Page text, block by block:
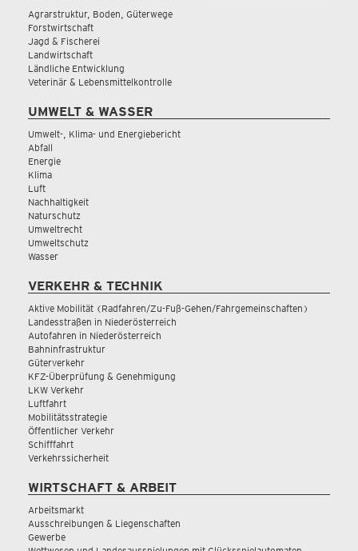
Agrarstruktur, Boden, Güterwege
Forstwirtschaft
Jagd & Fischerei
Landwirtschaft
Ländliche Entwicklung
Veterinär & Lebensmittelkontrolle
UMWELT & WASSER
Umwelt-, Klima- und Energiebericht
Abfall
Energie
Klima
Luft
Nachhaltigkeit
Naturschutz
Umweltrecht
Umweltschutz
Wasser
VERKEHR & TECHNIK
Aktive Mobilität (Radfahren/Zu-Fuß-Gehen/Fahrgemeinschaften)
Landesstraßen in Niederösterreich
Autofahren in Niederösterreich
Bahninfrastruktur
Güterverkehr
KFZ-Überprüfung & Genehmigung
LKW Verkehr
Luftfahrt
Mobilitätsstrategie
Öffentlicher Verkehr
Schifffahrt
Verkehrssicherheit
WIRTSCHAFT & ARBEIT
Arbeitsmarkt
Ausschreibungen & Liegenschaften
Gewerbe